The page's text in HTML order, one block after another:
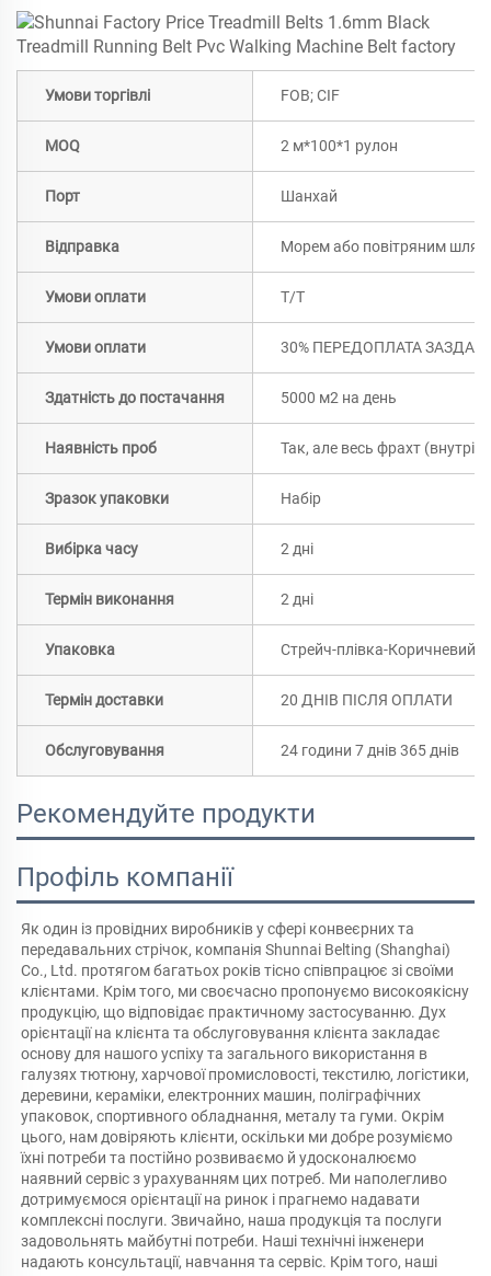
Умови торгівлі FOB; CIF
MOQ 2 м*100*1 рулон
Порт Шанхай
Відправка Морем або повітряним
Умови оплати T/T
Умови оплати 30% ПЕРЕДОПЛАТА
Здатність до постачання 5000 м2 на день
Наявність проб Так, але весь фрахт
Зразок упаковки Набір
Вибірка часу 2 дні
Термін виконання 2 дні
Упаковка Стрейч-плівка-Коричневий
Термін доставки 20 ДНІВ ПІСЛЯ ОПЛАТИ
Обслуговування 24 години 7 днів 365 днів
Рекомендуйте продукти
Профіль компанії
Як один із провідних виробників у сфері конвеєрних та
передавальних стрічок, компанія Shunnai Belting (Shanghai)
Co., Ltd. протягом багатьох років тісно співпрацює зі своїми
клієнтами. Крім того, ми своєчасно пропонуємо високоякісну
продукцію, що відповідає практичному застосуванню. Дух
орієнтації на клієнта та обслуговування клієнта закладає
основу для нашого успіху та загального використання в
галузях тютюну, харчової промисловості, текстилю, логістики,
деревини, кераміки, електронних машин, поліграфічних
упаковок, спортивного обладнання, металу та гуми. Окрім
цього, нам довіряють клієнти, оскільки ми добре розуміємо
їхні потреби та постійно розвиваємо й удосконалюємо
наявний сервіс з урахуванням цих потреб. Ми наполегливо
дотримуємося орієнтації на ринок і прагнемо надавати
комплексні послуги. Звичайно, наша продукція та послуги
задовольнять майбутні потреби. Наші технічні інженери
надають консультації, навчання та сервіс. Крім того, наші